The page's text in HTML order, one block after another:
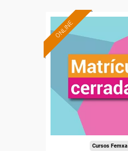
ONLINE
Cursos Femxa